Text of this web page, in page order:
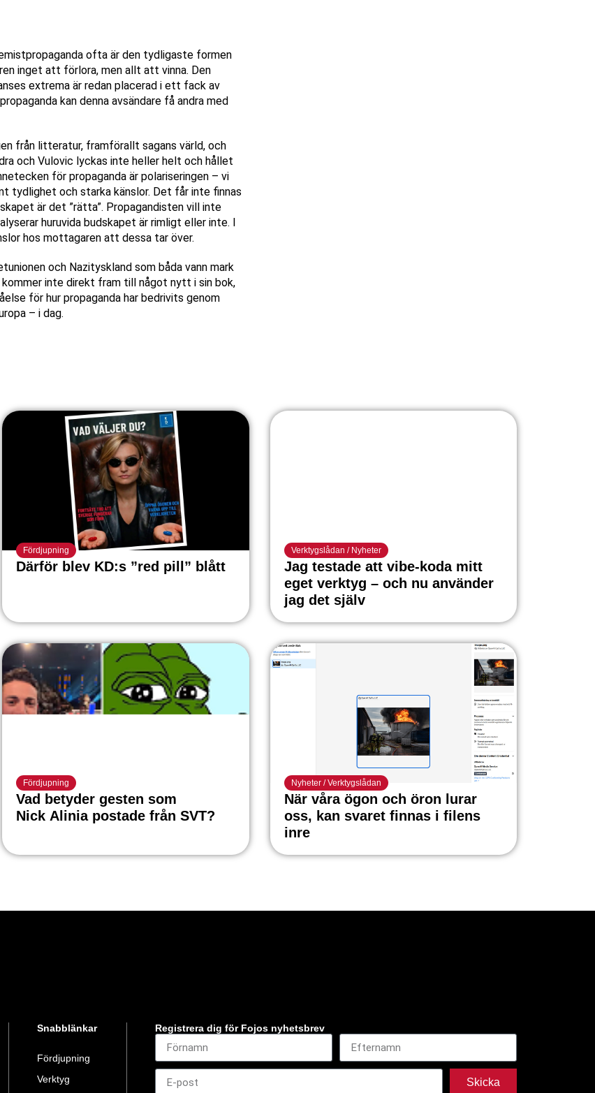
ofta är den tydligaste formen
inget att förlora, men allt att vinna. Den
extrema är redan placerad i ett fack av
kan denna avsändare få andra med
från litteratur, framförallt sagans värld, och
och Vulovic lyckas inte heller helt och hållet
för propaganda är polariseringen – vi
tydlighet och starka känslor. Det får inte finnas
är det ”rätta”. Propagandisten vill inte
huruvida budskapet är rimligt eller inte. I
hos mottagaren att dessa tar över.
och Nazityskland som båda vann mark
kommer inte direkt fram till något nytt i sin bok,
för hur propaganda har bedrivits genom
– i dag.
Fördjupning
Därför blev KD:s ”red pill” blått
Verktygslådan / Nyheter
Jag testade att vibe-koda mitt
eget verktyg – och nu använder
jag det själv
Fördjupning
Vad betyder gesten som
Nick Alinia postade från SVT?
Nyheter/Verktygslådan
När våra ögon och öron lurar
oss, kan svaret finnas i filens
inre
Snabblänkar
Fördjupning
Verktyg
Registrera dig för Fojos nyhetsbrev
Skicka